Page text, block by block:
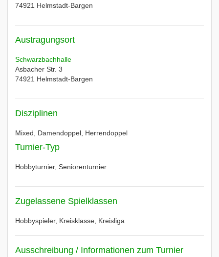
74921 Helmstadt-Bargen
Austragungsort
Schwarzbachhalle
Asbacher Str. 3
74921 Helmstadt-Bargen
Disziplinen
Mixed, Damendoppel, Herrendoppel
Turnier-Typ
Hobbyturnier, Seniorenturnier
Zugelassene Spielklassen
Hobbyspieler, Kreisklasse, Kreisliga
Ausschreibung / Informationen zum Turnier